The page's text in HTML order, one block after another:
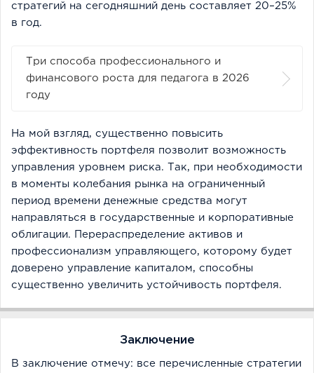
стратегий на сегодняшний день составляет 20–25%
в год.
Три способа профессионального и
финансового роста для педагога в 2026
году
На мой взгляд, существенно повысить
эффективность портфеля позволит возможность
управления уровнем риска. Так, при необходимости
в моменты колебания рынка на ограниченный
период времени денежные средства могут
направляться в государственные и корпоративные
облигации. Перераспределение активов и
профессионализм управляющего, которому будет
доверено управление капиталом, способны
существенно увеличить устойчивость портфеля.
Заключение
В заключение отмечу: все перечисленные стратегии